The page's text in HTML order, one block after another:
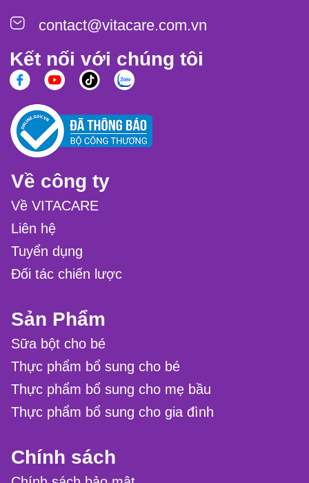
contact@vitacare.com.vn
Kết nối với chúng tôi
Về công ty
Về VITACARE
Liên hệ
Tuyển dụng
Đối tác chiến lược
Sản Phẩm
Sữa bột cho bé
Thực phẩm bổ sung cho bé
Thực phẩm bổ sung cho mẹ bầu
Thực phẩm bổ sung cho gia đình
Chính sách